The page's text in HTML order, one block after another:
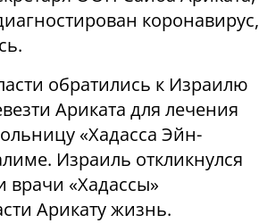
коронавирус,
обратились к Израилю
Ариката для лечения
«Хадасса Эйн-
Израиль откликнулся
врачи «Хадассы»
Арикату жизнь.